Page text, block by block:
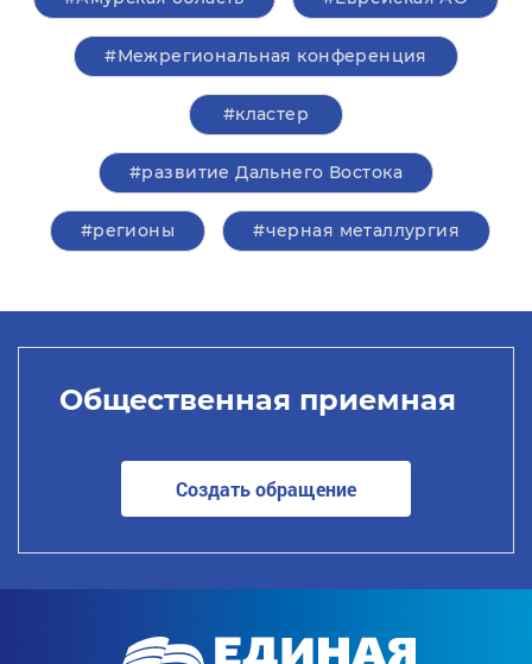
#Межрегиональная конференция
#кластер
#развитие Дальнего Востока
#регионы #черная металлургия
Общественная приемная
Создать обращение